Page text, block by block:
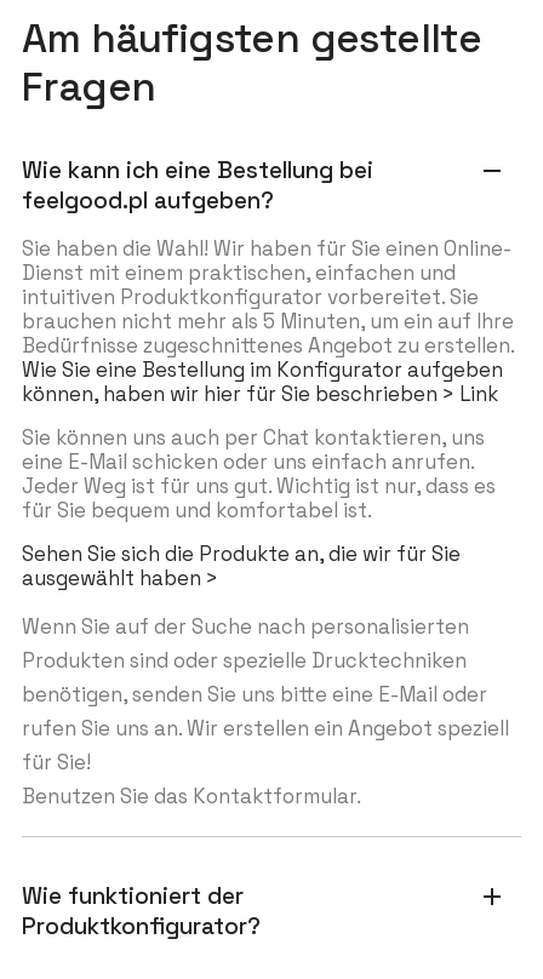
Am häufigsten gestellte
Fragen
Wie kann ich eine Bestellung bei
feelgood.pl aufgeben?
remove
Sie haben die Wahl! Wir haben für Sie einen Online-
Dienst mit einem praktischen, einfachen und
intuitiven Produktkonfigurator vorbereitet. Sie
brauchen nicht mehr als 5 Minuten, um ein auf Ihre
Bedürfnisse zugeschnittenes Angebot zu erstellen.
Wie Sie eine Bestellung im Konfigurator aufgeben
können, haben wir hier für Sie beschrieben > Link
Sie können uns auch per Chat kontaktieren, uns
eine E-Mail schicken oder uns einfach anrufen.
Jeder Weg ist für uns gut. Wichtig ist nur, dass es
für Sie bequem und komfortabel ist.
Sehen Sie sich die Produkte an, die wir für Sie
ausgewählt haben >
Wenn Sie auf der Suche nach personalisierten
Produkten sind oder spezielle Drucktechniken
benötigen, senden Sie uns bitte eine E-Mail oder
rufen Sie uns an. Wir erstellen ein Angebot speziell
für Sie!
Benutzen Sie das Kontaktformular.
Wie funktioniert der
Produktkonfigurator?
add